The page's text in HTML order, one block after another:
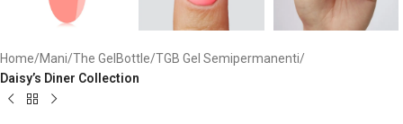
Home Mani The GelBottle TGB Gel Semipermanenti
Daisy’s Diner Collection